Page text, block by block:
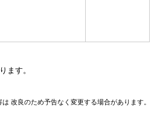
ます。
改良のため予告なく変更する場合があります。